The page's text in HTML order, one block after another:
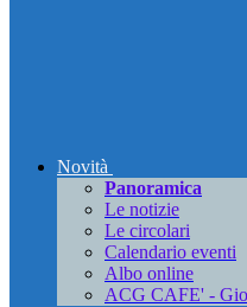
Novità
Panoramica
Le notizie
Le circolari
Calendario eventi
Albo online
ACG CAFE' -